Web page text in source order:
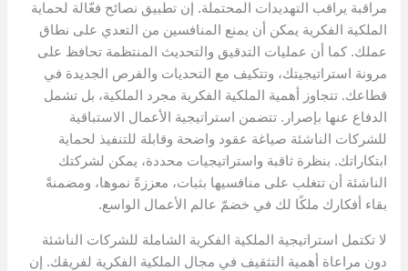
مراقبة يراقب التهديدات المحتملة. إن تطبيق نصائح فعّالة لحماية
الملكية الفكرية يمكن أن يمنع المنافسين من التعدي على نطاق
عملك. كما أن عمليات التدقيق والتحديث المنتظمة تحافظ على
مرونة استراتيجيتك، وتتكيف مع التحديات والفرص الجديدة في
قطاعك. تتجاوز أهمية الملكية الفكرية مجرد الملكية، بل تشمل
الدفاع عنها بإصرار. تتضمن استراتيجية الأعمال الاستباقية
للشركات الناشئة صياغة عقود واضحة وقابلة للتنفيذ لحماية
ابتكاراتك. بنظرة ثاقبة واستراتيجيات محددة، يمكن لشركتك
الناشئة أن تتغلب على منافسيها بثبات، معززةً نموها، ومضمنةً
بقاء أفكارك ملكًا لك في خضمّ عالم الأعمال الواسع.
لا تكتمل استراتيجية الملكية الفكرية الشاملة للشركات الناشئة
دون مراعاة أهمية التثقيف في مجال الملكية الفكرية لفريقك. إن